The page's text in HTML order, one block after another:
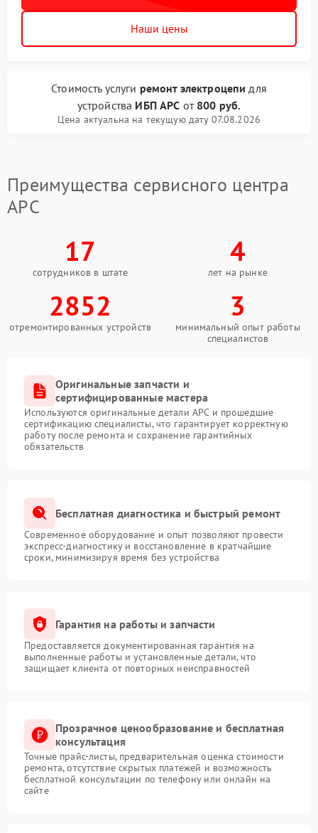
Наши цены
Стоимость услуги ремонт электроцепи для
устройства ИБП APC от 800 руб.
Цена актуальна на текущую дату 07.08.2026
Преимущества сервисного центра
APC
17
сотрудников в штате
4
лет на рынке
2852
отремонтированных устройств
3
минимальный опыт работы
специалистов
Оригинальные запчасти и
сертифицированные мастера
Используются оригинальные детали APC и прошедшие
сертификацию специалисты, что гарантирует корректную
работу после ремонта и сохранение гарантийных
обязательств
Бесплатная диагностика и быстрый ремонт
Современное оборудование и опыт позволяют провести
экспресс-диагностику и восстановление в кратчайшие
сроки, минимизируя время без устройства
Гарантия на работы и запчасти
Предоставляется документированная гарантия на
выполненные работы и установленные детали, что
защищает клиента от повторных неисправностей
Прозрачное ценообразование и бесплатная
консультация
Точные прайс-листы, предварительная оценка стоимости
ремонта, отсутствие скрытых платежей и возможность
бесплатной консультации по телефону или онлайн на
сайте